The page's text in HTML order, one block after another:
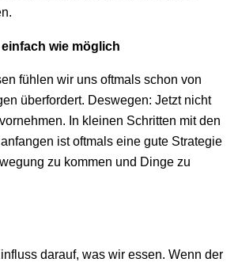
wie möglich
fühlen wir uns oftmals schon von
überfordert. Deswegen: Jetzt nicht
In kleinen Schritten mit den
ist oftmals eine gute Strategie
zu kommen und Dinge zu
darauf, was wir essen. Wenn der